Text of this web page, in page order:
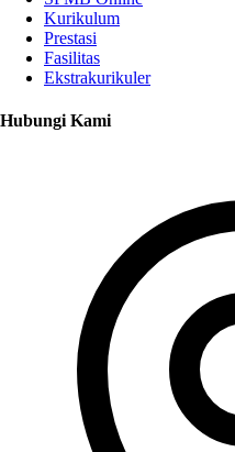
Kurikulum
Prestasi
Fasilitas
Ekstrakurikuler
Hubungi Kami